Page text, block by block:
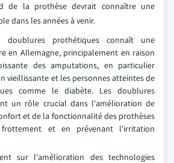
de la prothèse devrait connaître une
dans les années à venir.
doublures prothétiques connaît une
en Allemagne, principalement en raison
des amputations, en particulier
vieillissante et les personnes atteintes de
comme le diabète. Les doublures
un rôle crucial dans l'amélioration de
et de la fonctionnalité des prothèses
et en prévenant l'irritation
sur l'amélioration des technologies